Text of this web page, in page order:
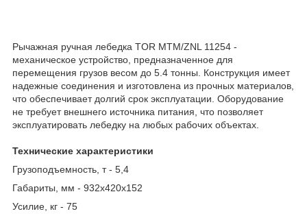
Рычажная ручная лебедка TOR МТМ/ZNL 11254 -
механическое устройство, предназначенное для
перемещения грузов весом до 5.4 тонны. Конструкция имеет
надежные соединения и изготовлена из прочных материалов,
что обеспечивает долгий срок эксплуатации. Оборудование
не требует внешнего источника питания, что позволяет
эксплуатировать лебедку на любых рабочих объектах.
Технические характеристики
Грузоподъемность, т - 5,4
Габариты, мм - 932х420х152
Усилие, кг - 75